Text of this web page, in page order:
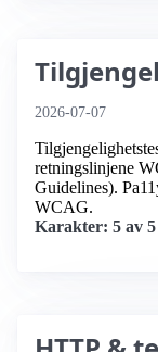
2026-07-07
retningslinjene
Guidelines).
WCAG.
Karakter: 5 av 5